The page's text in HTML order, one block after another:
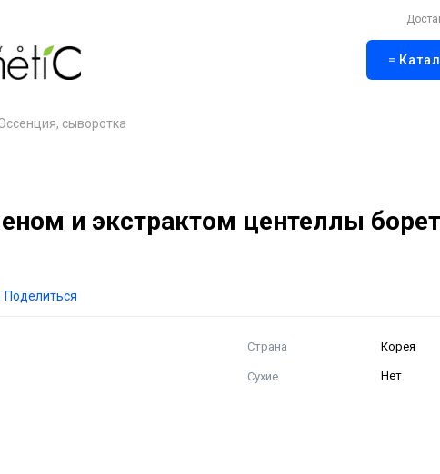
сыворотка
и экстрактом центеллы
Поделиться
Страна Корея
Сухие Нет